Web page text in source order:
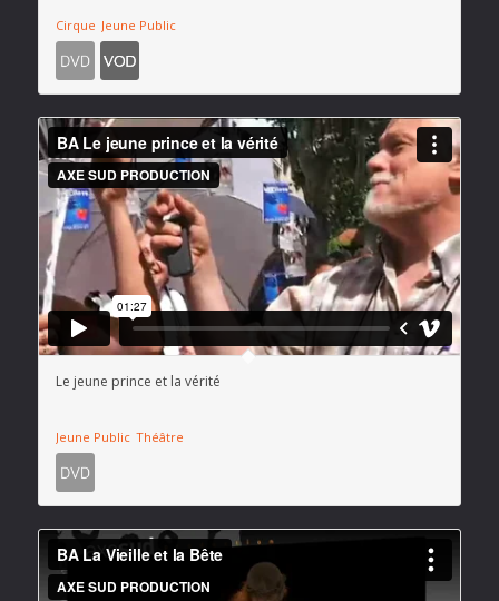
Cirque Jeune Public
Le jeune prince et la vérité
Jeune Public Théâtre